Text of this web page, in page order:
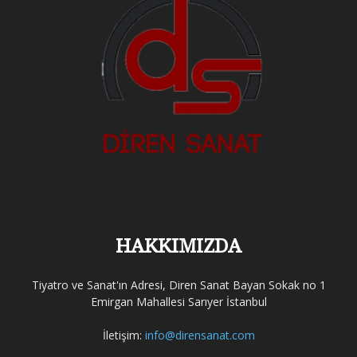
HAKKIMIZDA
Tiyatro ve Sanat'ın Adresi, Diren Sanat Bayan Sokak no 1
Emirgan Mahallesi Sarıyer İstanbul
İletişim: info@dirensanat.com